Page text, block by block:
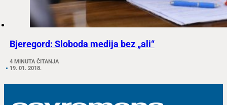
Bjeregord: Sloboda medija bez „ali“
4 MINUTA ČITANJA
19. 01. 2018.